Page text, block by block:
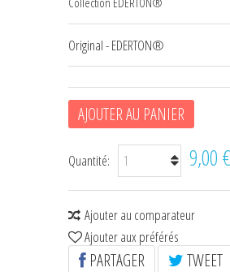
HOUSSES D'ÉTRIERS
POCHES À FRIANDISES
BIJOUX DE LICOL
CEINTURES DE SMOKING
ÉCHARPES • FOULARDS
CHÈQUES CADEAU
Original - EDERTON®
AJOUTER AU PANIER
Quantité: 9,00 €
Ajouter au comparateur
Ajouter aux préférés
PARTAGER
TWEET